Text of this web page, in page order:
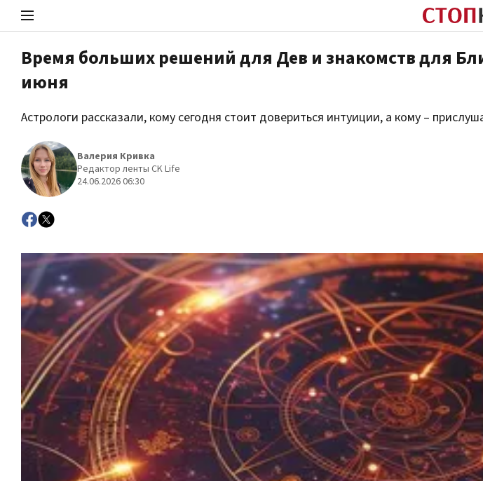
Стоп Политической Коррупции
Политика
Время больших решений для Дев и знакомств для
июня
Астрологи рассказали, кому сегодня стоит довериться интуиции, а кому –
Валерия Кривка
Редактор ленты CK Life
24.06.2026 06:30